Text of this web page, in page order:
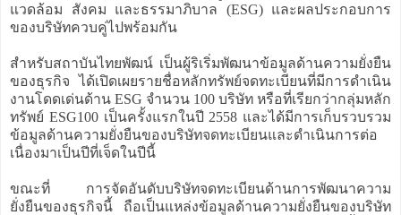
แวดล้อม สังคม และธรรมาภิบาล (ESG) และผลประกอบการ
ของบริษัทควบคู่ไปพร้อมกัน
สำหรับสถาบันไทยพัฒน์ เป็นผู้ริเริ่มพัฒนาข้อมูลด้านความยั่งยืน
ของธุรกิจ ได้เปิดเผยรายชื่อหลักทรัพย์จดทะเบียนที่มีการดำเนิน
งานโดดเด่นด้าน ESG จำนวน 100 บริษัท หรือที่เรียกว่ากลุ่มหลัก
ทรัพย์ ESG100 เป็นครั้งแรกในปี 2558 และได้มีการเก็บรวบรวม
ข้อมูลด้านความยั่งยืนของบริษัทจดทะเบียนและดำเนินการต่อ
เนื่องมาเป็นปีที่เจ็ดในปีนี้
ขณะที่ การจัดอันดับบริษัทจดทะเบียนด้านการพัฒนาความ
ยั่งยืนของธุรกิจนี้ ถือเป็นแหล่งข้อมูลด้านความยั่งยืนของบริษัท